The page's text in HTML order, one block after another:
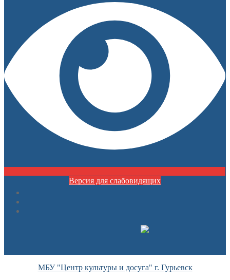
Версия для слабовидящих
МБУ "Центр культуры и досуга" г. Гурьевск